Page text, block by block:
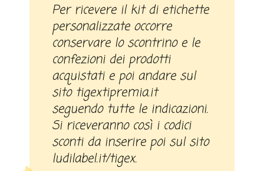
Per ricevere il kit di etichette
personalizzate occorre
conservare lo scontrino e le
confezioni dei prodotti
acquistati e poi andare sul
sito tigextipremia.it
seguendo tutte le indicazioni.
Si riceveranno così i codici
sconti da inserire poi sul sito
ludilabel.it/tigex.